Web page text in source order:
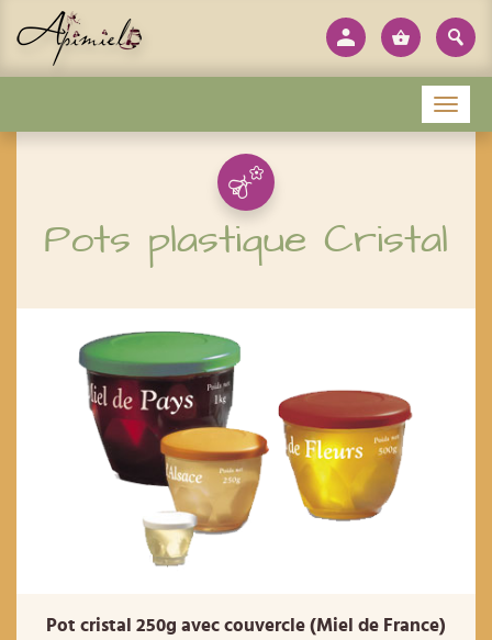
Pots plastique Cristal
Pot cristal 250g avec couvercle (Miel de France)
Menu
Panneau de gestion des cookies